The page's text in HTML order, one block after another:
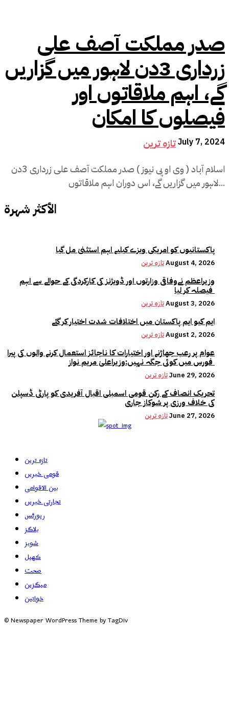
صدر مملکت آصف علی
زرداری 3دن لاہور میں گزاریں
گے، اہم ملاقاتوں اور
فیصلوں کا امکان
تازہ ترینJuly 7, 2024
اسلام آباد ( وی او پی نیوز ) صدر مملکت آصف علی زرداری 3دن
لاہور میں گزاریں گے، اس دوران اہم ملاقاتوں...
الأكثر شهرة
پاکستانیوں کو امریکی ویزے کیلیے اہم استثنیٰ مل گیا
تازہ ترینAugust 4, 2026
وزیراعظم نےوفاقی وزارتوں اور ڈویژنز کی کارکردگی کے حوالے سے اہم
تازہ ترینAugust 3, 2026
ایم کیو ایم پاکستان میں اختلافات شدت اختیار کر گئے
تازہ ترینAugust 2, 2026
عوام پر رعب جھاڑنے اور اختیارات کا ناجائز استعمال کرنے والوں کی پیرا
تازہ ترینJune 29, 2026
تحریک انصاف کے رکن قومی اسمبلی اقبال آفریدی کو پارٹی ڈسپلن
کی خلاف ورزی پر شوکاز جاری
تازہ ترینJune 27, 2026
تازہ ترین
قومی خبریں
بین الاقوامی
تجارتی خبریں
رپورٹس
بلاگز
شوبز
کھیل
صحت
میگزین
خواتین
© Newspaper WordPress Theme by TagDiv